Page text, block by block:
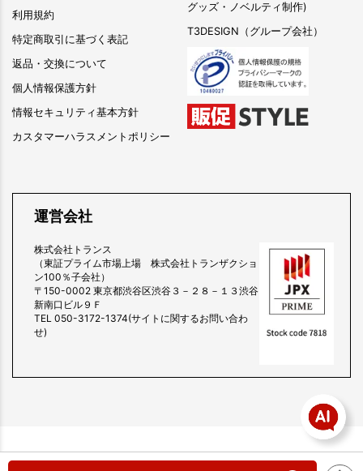
利用規約
特定商取引に基づく表記
返品・交換について
個人情報保護方針
情報セキュリティ基本方針
カスタマーハラスメントポリシー
グッズ・ノベルティ制作)
T3DESIGN（グループ会社）
運営会社
株式会社トランス
（東証プライム市場上場 株式会社トランザクショ
ン100％子会社）
〒150-0002 東京都渋谷区渋谷３－２８－１３渋谷
新南口ビル９Ｆ
TEL 050-3172-1374(サイトに関するお問い合わ
せ)